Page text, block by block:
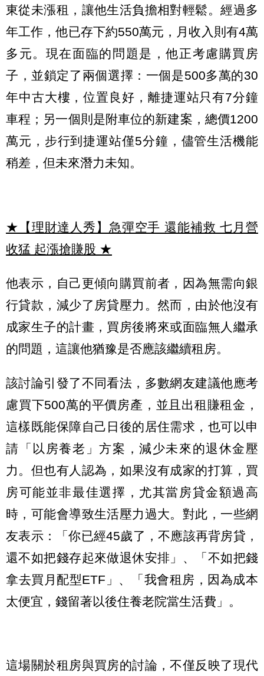
東從未漲租，讓他生活負擔相對輕鬆。經過多
年工作，他已存下約550萬元，月收入則有4萬
多元。現在面臨的問題是，他正考慮購買房
子，並鎖定了兩個選擇：一個是500多萬的30
年中古大樓，位置良好，離捷運站只有7分鐘
車程；另一個則是附車位的新建案，總價1200
萬元，步行到捷運站僅5分鐘，儘管生活機能
稍差，但未來潛力未知。
★【理財達人秀】急彈空手 還能補救 七月營
收猛 起漲搶賺股 ★
他表示，自己更傾向購買前者，因為無需向銀
行貸款，減少了房貸壓力。然而，由於他沒有
成家生子的計畫，買房後將來或面臨無人繼承
的問題，這讓他猶豫是否應該繼續租房。
該討論引發了不同看法，多數網友建議他應考
慮買下500萬的平價房產，並且出租賺租金，
這樣既能保障自己日後的居住需求，也可以申
請「以房養老」方案，減少未來的退休金壓
力。但也有人認為，如果沒有成家的打算，買
房可能並非最佳選擇，尤其當房貸金額過高
時，可能會導致生活壓力過大。對此，一些網
友表示：「你已經45歲了，不應該再背房貸，
還不如把錢存起來做退休安排」、「不如把錢
拿去買月配型ETF」、「我會租房，因為成本
太便宜，錢留著以後住養老院當生活費」。
這場關於租房與買房的討論，不僅反映了現代